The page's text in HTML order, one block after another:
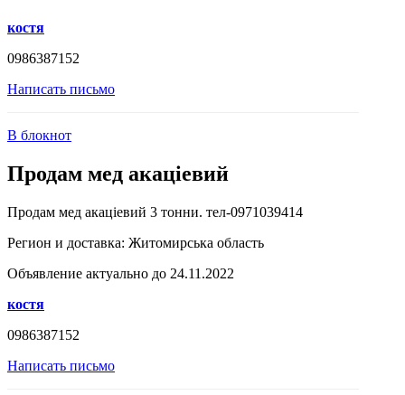
костя
0986387152
Написать письмо
В блокнот
Продам мед акаціевий
Продам мед акаціевий 3 тонни. тел-0971039414
Регион и доставка: Житомирська область
Объявление актуально до 24.11.2022
костя
0986387152
Написать письмо